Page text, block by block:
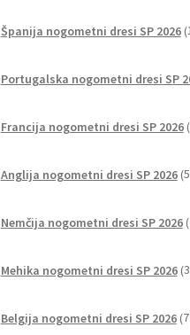
Španija nogometni dresi SP 2026
Portugalska nogometni dresi SP
Francija nogometni dresi SP 2026
Anglija nogometni dresi SP 2026
Nemčija nogometni dresi SP 2026
Mehika nogometni dresi SP 2026
Belgija nogometni dresi SP 2026